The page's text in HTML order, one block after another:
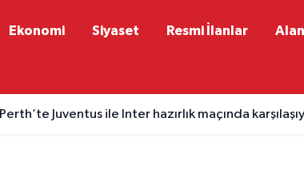
Ekonomi Siyaset Resmi İlanlar
Perth’te Juventus ile Inter hazırlık maçında